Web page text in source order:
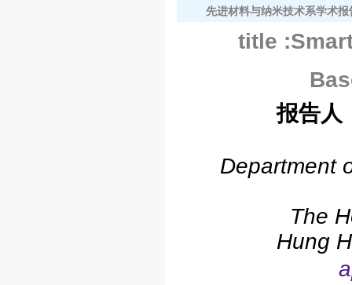
先进材料与纳米技术系学术
title
报告人
Department
The
Hung